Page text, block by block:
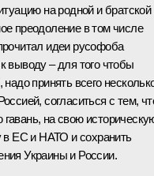
на родной и братской
преодоление в том числе
идеи русофоба
выводу – для того чтобы
принять всего
согласиться с тем,
на свою
в ЕС и НАТО и сохранить
Украины и России.